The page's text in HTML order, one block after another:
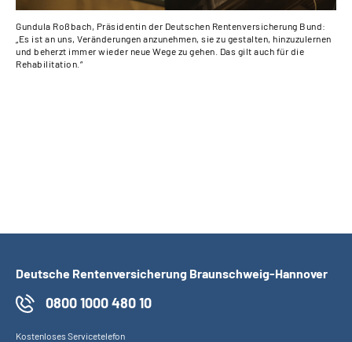
Gundula Roßbach, Präsidentin der Deutschen Rentenversicherung Bund:
„Es ist an uns, Veränderungen anzunehmen, sie zu gestalten, hinzuzulernen
und beherzt immer wieder neue Wege zu gehen. Das gilt auch für die
Rehabilitation.“
Deutsche Rentenversicherung Braunschweig-Hannover
0800 1000 480 10
Kostenloses Servicetelefon